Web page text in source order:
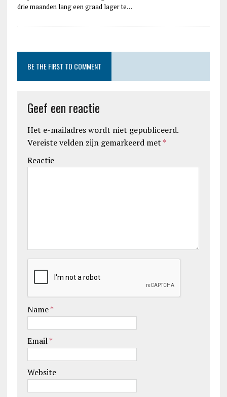
drie maanden lang een graad lager te…
BE THE FIRST TO COMMENT
Geef een reactie
Het e-mailadres wordt niet gepubliceerd.
Vereiste velden zijn gemarkeerd met *
Reactie
Name*
Email*
Website